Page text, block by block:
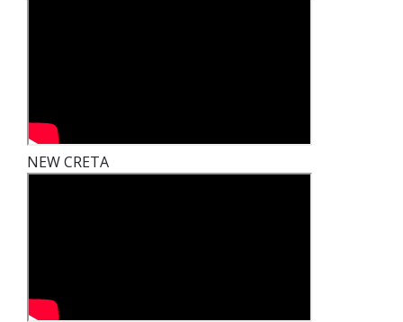
NEW CRETA